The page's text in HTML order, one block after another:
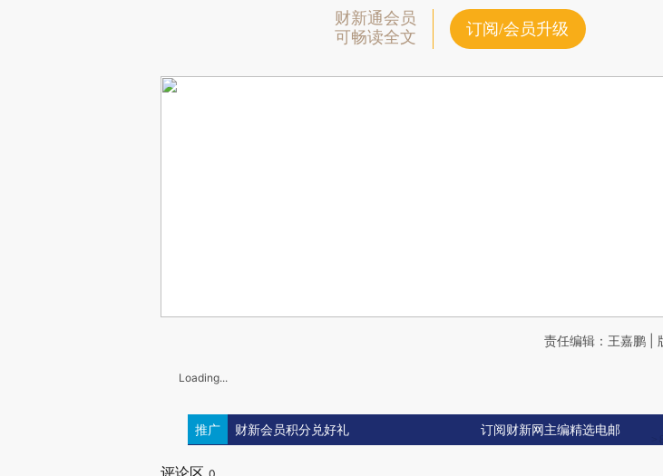
财新通会员
可畅读全文
订阅/会员升级
责任编辑：王嘉鹏 |
Loading...
推广 财新会员积分兑好礼 订阅财新网主编精选电邮
评论区